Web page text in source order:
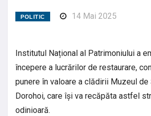
POLITIC 14 Mai 2025
Institutul Național al Patrimoniului a
începere a lucrărilor de restaurare,
punere în valoare a clădirii Muzeul
Dorohoi, care își va recăpăta astfel
odinioară.